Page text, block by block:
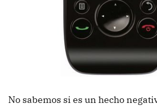
No sabemos si es un hecho